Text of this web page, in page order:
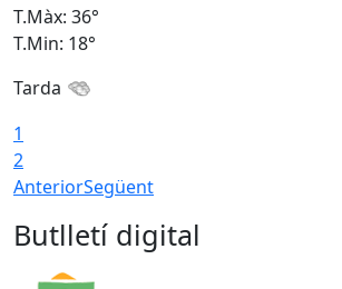
T.Màx: 36°
T.Min: 18°
Tarda
1
2
AnteriorSegüent
Butlletí digital